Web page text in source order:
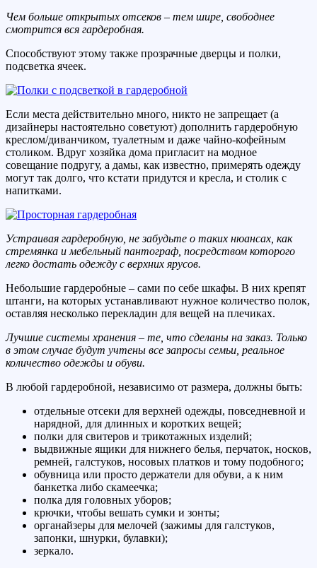
Чем больше открытых отсеков – тем шире, свободнее
смотрится вся гардеробная.
Способствуют этому также прозрачные дверцы и полки,
подсветка ячеек.
Если места действительно много, никто не запрещает (а
дизайнеры настоятельно советуют) дополнить гардеробную
креслом/диванчиком, туалетным и даже чайно-кофейным
столиком. Вдруг хозяйка дома пригласит на модное
совещание подругу, а дамы, как известно, примерять одежду
могут так долго, что кстати придутся и кресла, и столик с
напитками.
Устраивая гардеробную, не забудьте о таких нюансах, как
стремянка и мебельный пантограф, посредством которого
легко достать одежду с верхних ярусов.
Небольшие гардеробные – сами по себе шкафы. В них крепят
штанги, на которых устанавливают нужное количество полок,
оставляя несколько перекладин для вещей на плечиках.
Лучшие системы хранения – те, что сделаны на заказ. Только
в этом случае будут учтены все запросы семьи, реальное
количество одежды и обуви.
В любой гардеробной, независимо от размера, должны быть:
отдельные отсеки для верхней одежды, повседневной и
нарядной, для длинных и коротких вещей;
полки для свитеров и трикотажных изделий;
выдвижные ящики для нижнего белья, перчаток, носков,
ремней, галстуков, носовых платков и тому подобного;
обувница или просто держатели для обуви, а к ним
банкетка либо скамеечка;
полка для головных уборов;
крючки, чтобы вешать сумки и зонты;
органайзеры для мелочей (зажимы для галстуков,
запонки, шнурки, булавки);
зеркало.